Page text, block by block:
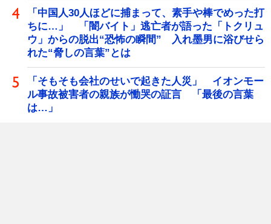
「中国人30人ほどに捕まって、素手や棒でめった打
ちに…」 「闇バイト」逃亡者が語った「トクリュ
ウ」からの脱出“恐怖の瞬間” 入れ墨男に浴びせら
れた“脅しの言葉”とは
「そもそも会社のせいで起きた人災」 イオンモー
ル事故被害者の親族が慟哭の証言 「最後の言葉
は…」